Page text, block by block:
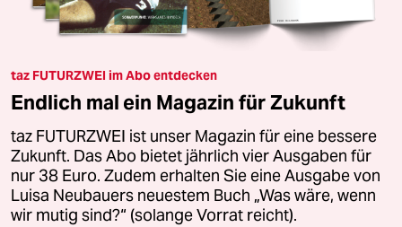
taz FUTURZWEI im Abo entdecken
Endlich mal ein Magazin für Zukunft
taz FUTURZWEI ist unser Magazin für eine bessere
Zukunft. Das Abo bietet jährlich vier Ausgaben für
nur 38 Euro. Zudem erhalten Sie eine Ausgabe von
Luisa Neubauers neuestem Buch „Was wäre, wenn
wir mutig sind?“ (solange Vorrat reicht).